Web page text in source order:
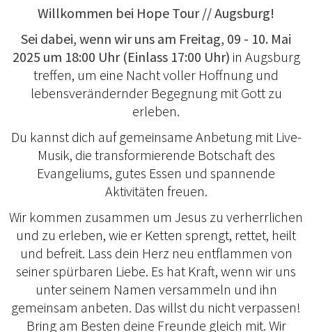
Willkommen bei Hope Tour // Augsburg!
Sei dabei, wenn wir uns am Freitag, 09 - 10. Mai
2025 um 18:00 Uhr (Einlass 17:00 Uhr) in Augsburg
treffen, um eine Nacht voller Hoffnung und
lebensverändernder Begegnung mit Gott zu
erleben.
Du kannst dich auf gemeinsame Anbetung mit Live-
Musik, die transformierende Botschaft des
Evangeliums, gutes Essen und spannende
Aktivitäten freuen.
Wir kommen zusammen um Jesus zu verherrlichen
und zu erleben, wie er Ketten sprengt, rettet, heilt
und befreit. Lass dein Herz neu entflammen von
seiner spürbaren Liebe. Es hat Kraft, wenn wir uns
unter seinem Namen versammeln und ihn
gemeinsam anbeten. Das willst du nicht verpassen!
Bring am Besten deine Freunde gleich mit. Wir